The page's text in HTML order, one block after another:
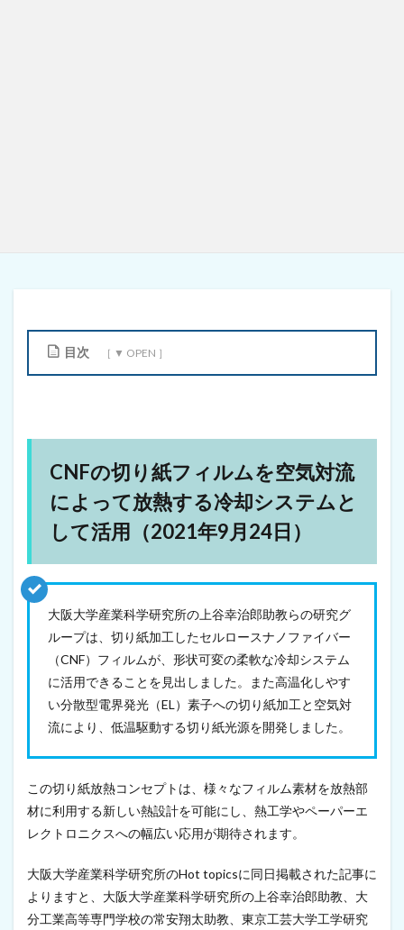
目次
切
り
紙
フ
ィ
ム
を
空
気
対
流
よ
て
放
す
冷
却
ス
ム
と
し
て
CNFの切り紙フィルムを空気対流
によって放熱する冷却システムと
して活用（2021年9月24日）
大阪大学産業科学研究所の上谷幸治郎助教らの研究グ
ループは、切り紙加工したセルロースナノファイバー
（CNF）フィルムが、形状可変の柔軟な冷却システム
に活用できることを見出しました。また高温化しやす
い分散型電界発光（EL）素子への切り紙加工と空気対
流により、低温駆動する切り紙光源を開発しました。
この切り紙放熱コンセプトは、様々なフィルム素材を放熱部
材に利用する新しい熱設計を可能にし、熱工学やペーパーエ
レクトロニクスへの幅広い応用が期待されます。
大阪大学産業科学研究所のHot topicsに同日掲載された記事に
よりますと、大阪大学産業科学研究所の上谷幸治郎助教、大
分工業高等専門学校の常安翔太助教、東京工芸大学工学研究